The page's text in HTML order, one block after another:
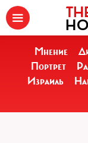
Мнение
Портрет
Израиль